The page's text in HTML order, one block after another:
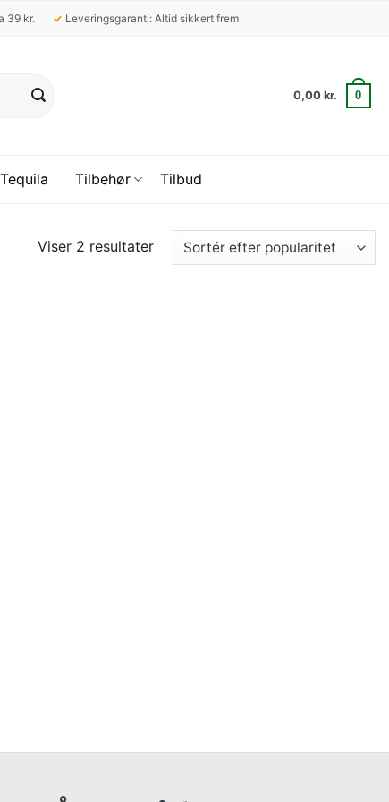
39 kr. ✓ Leveringsgaranti: Altid sikkert frem
0,00 kr. 0
Tequila Tilbehør Tilbud
Viser 2 resultaterSorteret
efter